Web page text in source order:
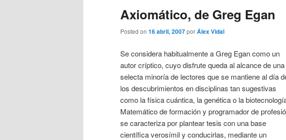
Axiomático, de Greg Egan
Posted on 16 abril, 2007porÁlex Vidal
Se considera habitualmente a Greg Egan como un
autor críptico, cuyo disfrute queda al alcance de una
selecta minoría de lectores que se mantiene al día
los descubrimientos en disciplinas tan sugestivas
como la física cuántica, la genética o la
Matemático de formación y programador de
se caracteriza por plantear tesis con una base
científica verosímil y conducirlas, mediante un